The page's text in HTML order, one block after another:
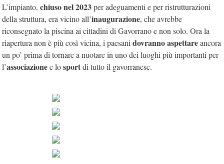
L’impianto, chiuso nel 2023per adeguamenti e per ristrutturazioni
della struttura, era vicino all’inaugurazione, che avrebbe
riconsegnato la piscina ai cittadini di Gavorrano e non solo. Ora la
riapertura non è più così vicina, i paesani dovranno aspettareancora
un po’ prima di tornare a nuotare in uno dei luoghi più importanti per
l’associazionee losportdi tutto il gavorranese.